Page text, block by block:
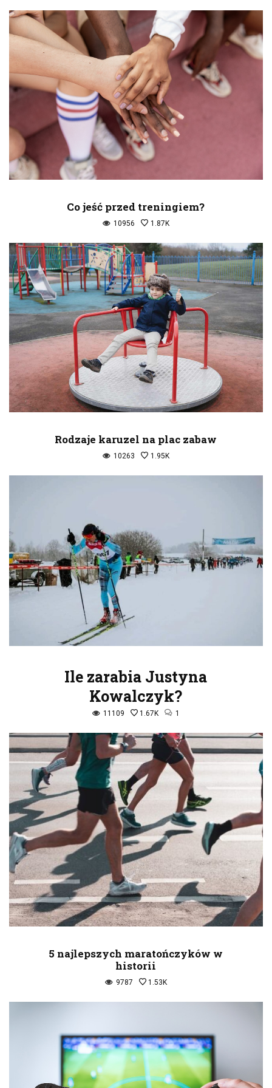
Co jeść przed treningiem?
10956 1.87K
Rodzaje karuzel na plac zabaw
10263 1.95K
Ile zarabia Justyna
Kowalczyk?
11109 1.67K 1
5 najlepszych maratończyków w
historii
9787 1.53K